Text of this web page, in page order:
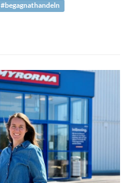
#begagnathandeln